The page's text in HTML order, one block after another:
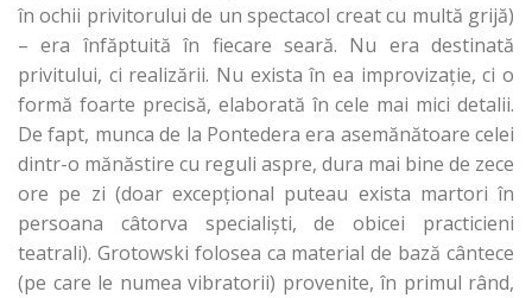
în ochii privitorului de un spectacol creat cu multă grijă)
– era înfăptuită în fiecare seară. Nu era destinată
privitului, ci realizării. Nu exista în ea improvizaţie, ci o
formă foarte precisă, elaborată în cele mai mici detalii.
De fapt, munca de la Pontedera era asemănătoare celei
dintr-o mănăstire cu reguli aspre, dura mai bine de zece
ore pe zi (doar excepţional puteau exista martori în
persoana câtorva specialişti, de obicei practicieni
teatrali). Grotowski folosea ca material de bază cântece
(pe care le numea vibratorii) provenite, în primul rând,